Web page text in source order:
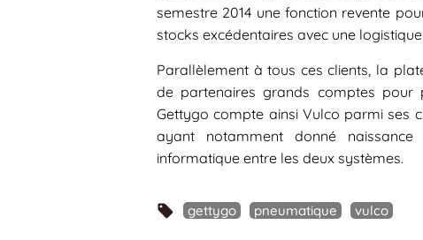
semestre 2014 une fonction revente
stocks excédentaires avec une
Parallèlement à tous ces clients, la
de partenaires grands comptes pour
Gettygo compte ainsi Vulco parmi ses
ayant notamment donné
informatique entre les deux systèmes.
gettygo pneumatique vulco